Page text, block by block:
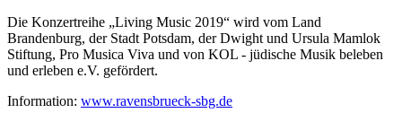
Die Konzertreihe „Living Music 2019“ wird vom Land
Brandenburg, der Stadt Potsdam, der Dwight und Ursula Mamlok
Stiftung, Pro Musica Viva und von KOL - jüdische Musik beleben
und erleben e.V. gefördert.
Information: www.ravensbrueck-sbg.de